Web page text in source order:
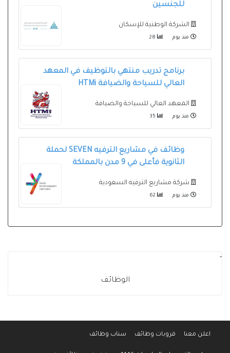
للجنسين
الشركة الوطنية للإسكان
منذ يوم
برنامج تدريب منتهي بالتوظيف في المعهد
العالي للسياحة والضيافة HTMi
المعهد العالي للسياحة والضيافة
منذ يوم
وظائف في مشاريع الترفيه SEVEN لحملة
الثانوية فأعلى في 9 مدن بالمملكة
شركة مشاريع الترفيه السعودية
منذ يوم
-
الوظائف
اعلن معنا قروبات وظائف سناب وظائف